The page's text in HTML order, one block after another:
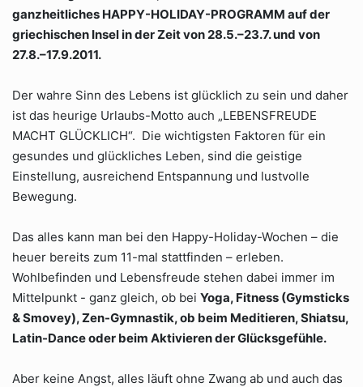
ganzheitliches HAPPY-HOLIDAY-PROGRAMM auf der
griechischen Insel in der Zeit von 28.5.–23.7. und von
27.8.–17.9.2011.
Der wahre Sinn des Lebens ist glücklich zu sein und daher
ist das heurige Urlaubs-Motto auch „LEBENSFREUDE
MACHT GLÜCKLICH“. Die wichtigsten Faktoren für ein
gesundes und glückliches Leben, sind die geistige
Einstellung, ausreichend Entspannung und lustvolle
Bewegung.
Das alles kann man bei den Happy-Holiday-Wochen – die
heuer bereits zum 11-mal stattfinden – erleben.
Wohlbefinden und Lebensfreude stehen dabei immer im
Mittelpunkt - ganz gleich, ob bei Yoga, Fitness (Gymsticks
& Smovey), Zen-Gymnastik, ob beim Meditieren, Shiatsu,
Latin-Dance oder beim Aktivieren der Glücksgefühle.
Aber keine Angst, alles läuft ohne Zwang ab und auch das